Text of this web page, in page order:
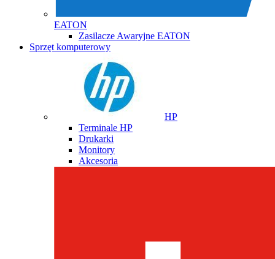
EATON
Zasilacze Awaryjne EATON
Sprzęt komputerowy
HP
Terminale HP
Drukarki
Monitory
Akcesoria